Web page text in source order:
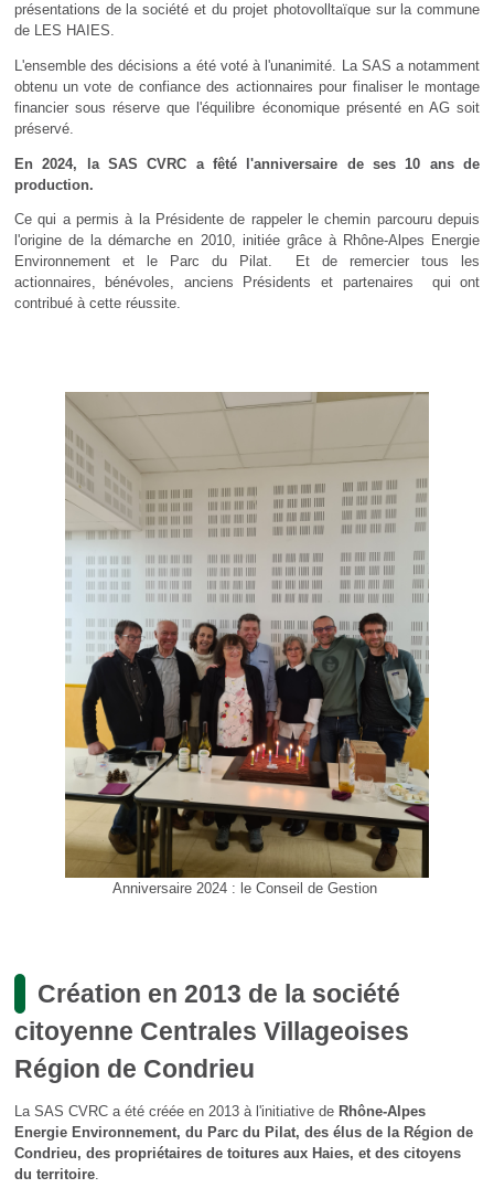
présentations de la société et du projet photovolltaïque sur la commune
de LES HAIES.
L'ensemble des décisions a été voté à l'unanimité. La SAS a notamment
obtenu un vote de confiance des actionnaires pour finaliser le montage
financier sous réserve que l'équilibre économique présenté en AG soit
préservé.
En 2024, la SAS CVRC a fêté l'anniversaire de ses 10 ans de
production.
Ce qui a permis à la Présidente de rappeler le chemin parcouru depuis
l'origine de la démarche en 2010, initiée grâce à Rhône-Alpes Energie
Environnement et le Parc du Pilat. Et de remercier tous les
actionnaires, bénévoles, anciens Présidents et partenaires qui ont
contribué à cette réussite.
Anniversaire 2024 : le Conseil de Gestion
Création en 2013 de la société
citoyenne Centrales Villageoises
Région de Condrieu
La SAS CVRC a été créée en 2013 à l'initiative de Rhône-Alpes
Energie Environnement, du Parc du Pilat, des élus de la Région de
Condrieu, des propriétaires de toitures aux Haies, et des citoyens
du territoire.